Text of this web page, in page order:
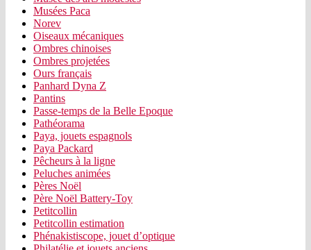
Musées Paca
Norev
Oiseaux mécaniques
Ombres chinoises
Ombres projetées
Ours français
Panhard Dyna Z
Pantins
Passe-temps de la Belle Epoque
Pathéorama
Paya, jouets espagnols
Paya Packard
Pêcheurs à la ligne
Peluches animées
Pères Noël
Père Noël Battery-Toy
Petitcollin
Petitcollin estimation
Phénakistiscope, jouet d’optique